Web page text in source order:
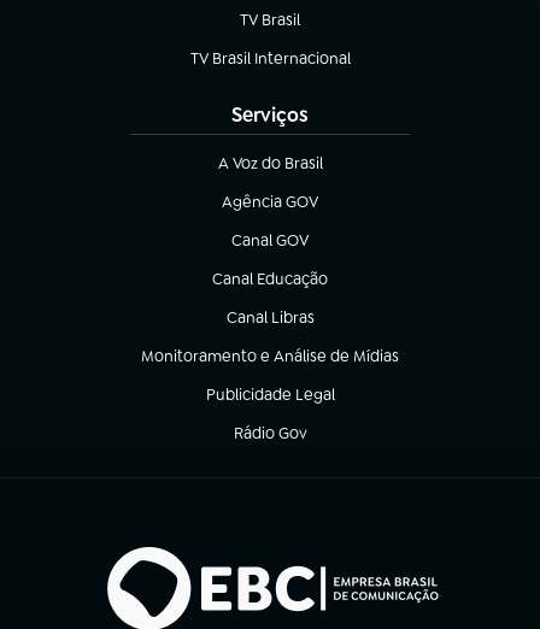
TV Brasil
(abre em nova aba)
TV Brasil Internacional
(abre em nova aba)
Serviços
A Voz do Brasil
(abre em nova aba)
Agência GOV
(abre em nova aba)
Canal GOV
(abre em nova aba)
Canal Educação
(abre em nova aba)
Canal Libras
(abre em nova aba)
Monitoramento e Análise de Mídias
(abre em nova aba)
Publicidade Legal
(abre em nova aba)
Rádio Gov
(abre em nova aba)